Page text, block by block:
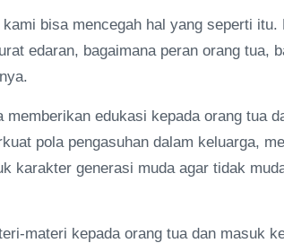
bisa mencegah hal yang seperti itu.
edaran, bagaimana peran orang tua,
edukasi kepada orang tua
pola pengasuhan dalam keluarga,
karakter generasi muda agar tidak
materi kepada orang tua dan masuk